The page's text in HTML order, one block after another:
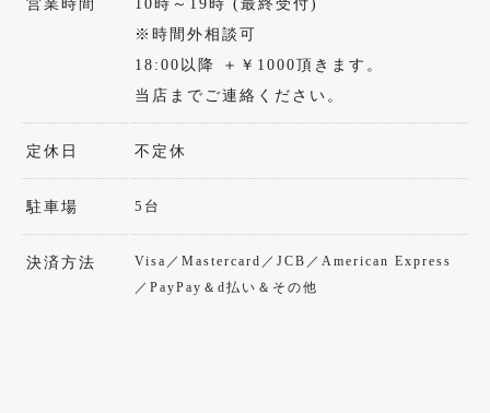
営業時間
10時～19時 (最終受付)
※時間外相談可
18:00以降 ＋￥1000頂きます。
当店までご連絡ください。
定休日 不定休
駐車場 5台
決済方法
Visa／Mastercard／JCB／American Express
／PayPay＆d払い＆その他